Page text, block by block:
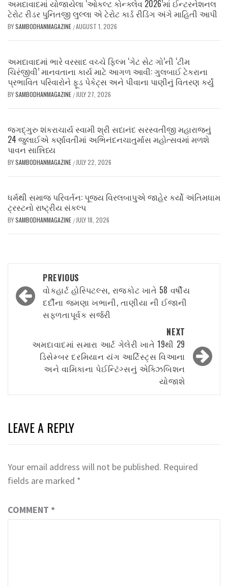
અમદાવાદમાં યોજાયેલા ‘ઓકલ્ટ કોન્ક્લેવ 2026’માં ઈન્ટરનેશનલ
ટેરોટ રીડર પુનિતજી લુલ્લા એ ટેરોટ કાર્ડ રીડિંગ અંગે માહિતી આપી
BYSAMBODHANMAGAZINE /AUGUST 1, 2026
અમદાવાદમાં ભારે વરસાદ વચ્ચે ફિલ્મ ‘ગેટ સેટ ગો’ની ‘ટીમ
ચિરંજીવી’ માનવતાના કાર્ય માટે આગળ આવી: ગુલબાઈ ટેકરાના
પ્રભાવિત પરિવારોને ફૂડ પેકેટ્સ અને પીવાના પાણીનું વિતરણ કર્યું
BYSAMBODHANMAGAZINE / JULY 27, 2026
જગદ્ગુરુ શંકરાચાર્ય સ્વામી શ્રી સદાનંદ સરસ્વતીજી મહારાજનું
24 જુલાઈએ કર્ણાવતીમાં અભિનંદનચાતુર્માસ મહોત્સવમાં મળશે
પાવન સાન્નિધ્ય
BYSAMBODHANMAGAZINE / JULY 22, 2026
ધર્મથી સમાજ પરિવર્તન: પૂજ્ય વિરલબાપુએ જાહેર કર્યો અંતિમધામ
ટ્રસ્ટનો રાષ્ટ્રીય સંકલ્પ
BYSAMBODHANMAGAZINE / JULY 18, 2026
navigation
PREVIOUS
વોકહાર્ટ હોસ્પિટલ્સ, રાજકોટ ખાતે 58 વર્ષીય
દર્દીના જમણા ખભાની, તાણીયા ની ઈજાની
સફળતાપૂર્વક સર્જરી
NEXT
અમદાવાદમાં સમારા આર્ટ ગેલેરી ખાતે 19થી 29
ડિસેમ્બર દરમિયાન યંગ આર્ટિસ્ટ્સ વિઆના
અને વામિકાના પેઈન્ટિંગ્સનું એક્ઝિબિશન
યોજાશે
LEAVE A REPLY
Your email address will not be published. Required
fields are marked *
COMMENT *